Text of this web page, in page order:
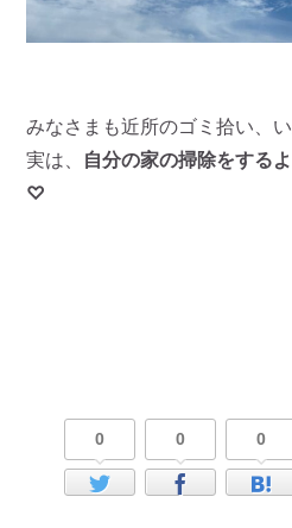
みなさまも近所のゴミ拾い、
実は、 自分の家の掃除をする
♡
0 0 0